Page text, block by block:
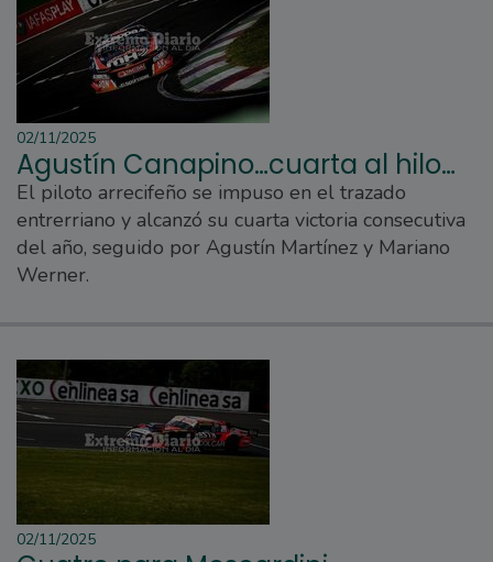
02/11/2025
Agustín Canapino…cuarta al hilo…
El piloto arrecifeño se impuso en el trazado
entrerriano y alcanzó su cuarta victoria consecutiva
del año, seguido por Agustín Martínez y Mariano
Werner.
02/11/2025